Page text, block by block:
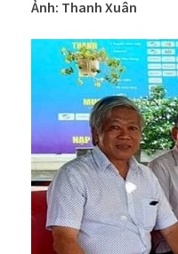
Ảnh: Thanh Xuân